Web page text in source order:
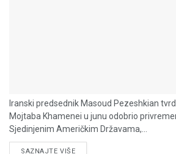
Iranski predsednik Masoud Pezeshkian
Mojtaba Khamenei u junu odobrio
Sjedinjenim Američkim Državama,...
SAZNAJTE VIŠEDETAILS